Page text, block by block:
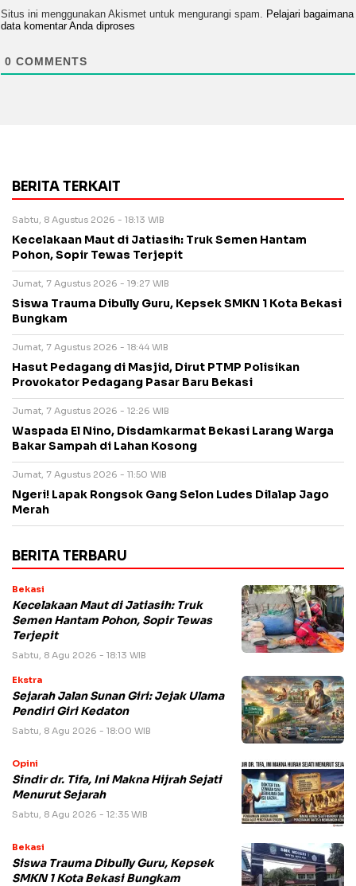
Situs ini menggunakan Akismet untuk mengurangi spam. Pelajari bagaimana
data komentar Anda diproses
0 COMMENTS
BERITA TERKAIT
Sabtu, 8 Agustus 2026 - 18:13 WIB
Kecelakaan Maut di Jatiasih: Truk Semen Hantam
Pohon, Sopir Tewas Terjepit
Jumat, 7 Agustus 2026 - 19:27 WIB
Siswa Trauma Dibully Guru, Kepsek SMKN 1 Kota Bekasi
Bungkam
Jumat, 7 Agustus 2026 - 18:44 WIB
Hasut Pedagang di Masjid, Dirut PTMP Polisikan
Provokator Pedagang Pasar Baru Bekasi
Jumat, 7 Agustus 2026 - 12:26 WIB
Waspada El Nino, Disdamkarmat Bekasi Larang Warga
Bakar Sampah di Lahan Kosong
Jumat, 7 Agustus 2026 - 11:50 WIB
Ngeri! Lapak Rongsok Gang Selon Ludes Dilalap Jago
Merah
BERITA TERBARU
Bekasi
Kecelakaan Maut di Jatiasih: Truk
Semen Hantam Pohon, Sopir Tewas
Terjepit
Sabtu, 8 Agu 2026 - 18:13 WIB
Ekstra
Sejarah Jalan Sunan Giri: Jejak Ulama
Pendiri Giri Kedaton
Sabtu, 8 Agu 2026 - 18:00 WIB
Opini
Sindir dr. Tifa, Ini Makna Hijrah Sejati
Menurut Sejarah
Sabtu, 8 Agu 2026 - 12:35 WIB
Bekasi
Siswa Trauma Dibully Guru, Kepsek
SMKN 1 Kota Bekasi Bungkam